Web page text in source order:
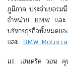
ภูมิภาค ประจำเยอรม
จำหน่าย BMW และ
บริหารธุรกิจทั้งหมดขอ
และ BMW
มร. เฮนดริค วอน คุน